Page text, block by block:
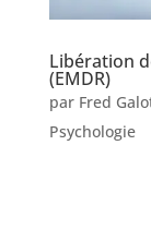
Libération
(EMDR)
par Fred
Psychologie